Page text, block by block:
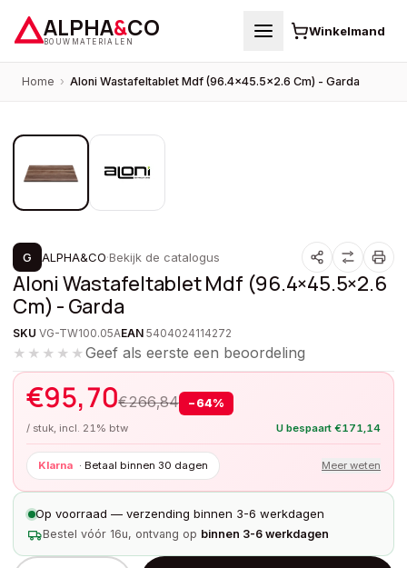
ALPHA&CO
BOUWMATERIALEN
Winkelmand
Home › Aloni Wastafeltablet Mdf (96.4×45.5×2.6 Cm) - Garda
PROMOTIE
G ALPHA&CO·Bekijk de catalogus
Aloni Wastafeltablet Mdf (96.4×45.5×2.6
Cm) - Garda
SKU VG-TW100.05AEAN 5404024114272
★★★★★Geef als eerste een beoordeling
€95,70€266,84 − 64%
/ stuk, incl. 21% btw U bespaart €171,14
Klarna · Betaal binnen 30 dagen Meer weten
Op voorraad — verzending binnen 3-6 werkdagen
Bestel vóór 16u, ontvang op binnen 3-6 werkdagen